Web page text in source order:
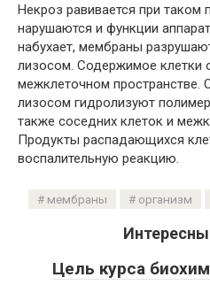
Некроз равивается при таком
нарушаются и функции
набухает, мембраны
лизосом. Содержимое клетки
межклеточном
лизосом гидролизуют
также соседних клеток и
Продукты распадающихся
воспалительную реакцию.
мембраны организм
Цель курса